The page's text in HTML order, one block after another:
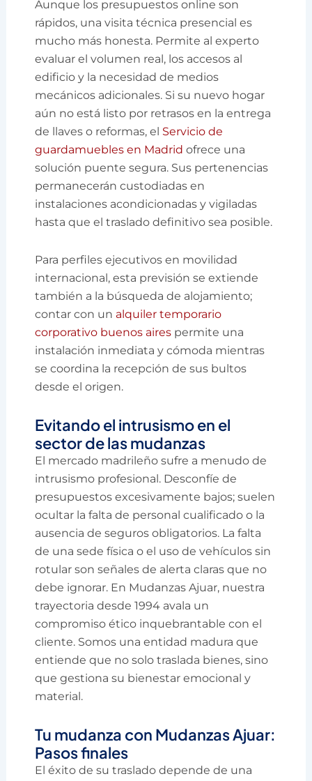
Aunque los presupuestos online son
rápidos, una visita técnica presencial es
mucho más honesta. Permite al experto
evaluar el volumen real, los accesos al
edificio y la necesidad de medios
mecánicos adicionales. Si su nuevo hogar
aún no está listo por retrasos en la entrega
de llaves o reformas, el Servicio de
guardamuebles en Madrid ofrece una
solución puente segura. Sus pertenencias
permanecerán custodiadas en
instalaciones acondicionadas y vigiladas
hasta que el traslado definitivo sea posible.
Para perfiles ejecutivos en movilidad
internacional, esta previsión se extiende
también a la búsqueda de alojamiento;
contar con un alquiler temporario
corporativo buenos aires permite una
instalación inmediata y cómoda mientras
se coordina la recepción de sus bultos
desde el origen.
Evitando el intrusismo en el
sector de las mudanzas
El mercado madrileño sufre a menudo de
intrusismo profesional. Desconfíe de
presupuestos excesivamente bajos; suelen
ocultar la falta de personal cualificado o la
ausencia de seguros obligatorios. La falta
de una sede física o el uso de vehículos sin
rotular son señales de alerta claras que no
debe ignorar. En Mudanzas Ajuar, nuestra
trayectoria desde 1994 avala un
compromiso ético inquebrantable con el
cliente. Somos una entidad madura que
entiende que no solo traslada bienes, sino
que gestiona su bienestar emocional y
material.
Tu mudanza con Mudanzas Ajuar:
Pasos finales
El éxito de su traslado depende de una